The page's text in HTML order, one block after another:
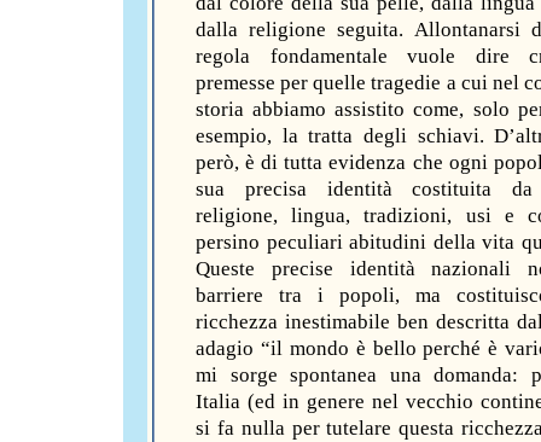
dalla religione seguita. Allontanarsi
regola fondamentale vuole dire
premesse per quelle tragedie a cui nel
storia abbiamo assistito come, solo
esempio, la tratta degli schiavi.
però, è di tutta evidenza che ogni
sua precisa identità costituita da
religione, lingua, tradizioni, usi e
persino peculiari abitudini della vita
Queste precise identità nazionali
barriere tra i popoli, ma
ricchezza inestimabile ben descritta
adagio “il mondo è bello perché è
mi sorge spontanea una domanda:
Italia (ed in genere nel vecchio
si fa nulla per tutelare questa